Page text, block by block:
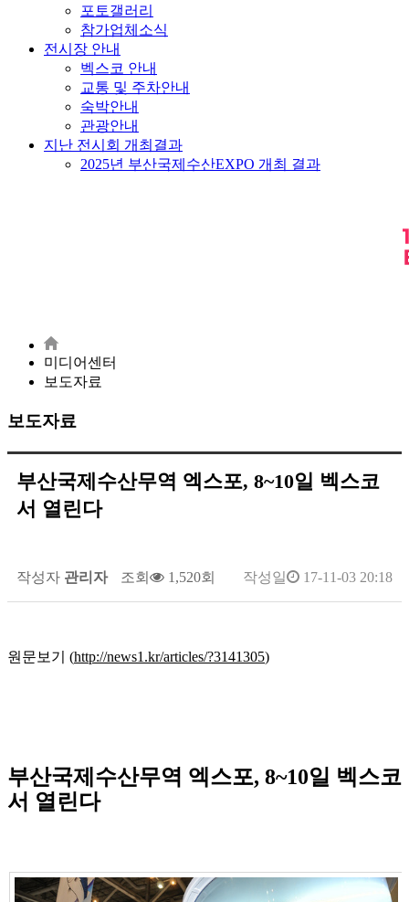
포토갤러리
참가업체소식
전시장 안내
벡스코 안내
교통 및 주차안내
숙박안내
관광안내
지난 전시회 개최결과
2025년 부산국제수산EXPO 개최 결과
미디어센터
보도자료
보도자료
부산국제수산무역 엑스포, 8~10일 벡스코
서 열린다
작성자 관리자 조회 1,520회 작성일 17-11-03 20:18
원문보기 (http://news1.kr/articles/?3141305)
부산국제수산무역 엑스포, 8~10일 벡스코
서 열린다